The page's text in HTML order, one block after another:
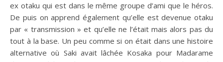
ex otaku qui est dans le même groupe d’ami que le héros.
De puis on apprend également qu’elle est devenue otaku
par « transmission » et qu’elle ne l’était mais alors pas du
tout à la base. Un peu comme si on était dans une histoire
alternative où Saki avait lâchée Kosaka pour Madarame